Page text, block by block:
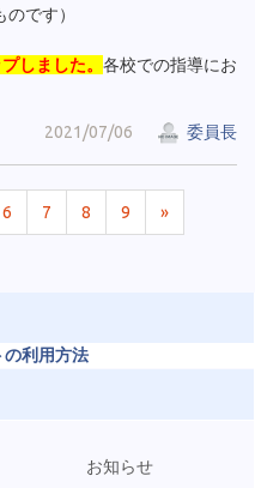
です）
しました。 各校での指導にお
2021/07/06 委員長
6 7 8 9 »
利用方法
お知らせ